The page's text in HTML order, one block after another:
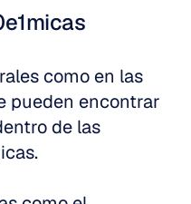
como en las
pueden encontrar
de las